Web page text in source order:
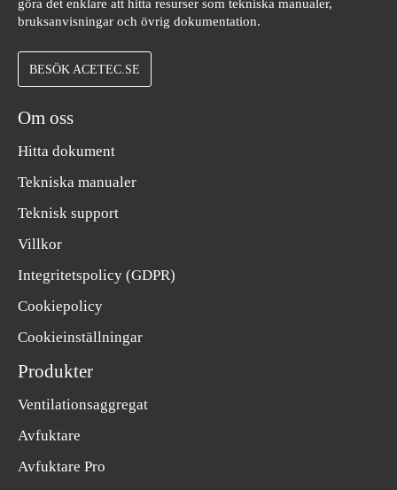
göra det enklare att hitta resurser som tekniska manualer,
bruksanvisningar och övrig dokumentation.
BESÖK ACETEC.SE
Om oss
Hitta dokument
Tekniska manualer
Teknisk support
Villkor
Integritetspolicy (GDPR)
Cookiepolicy
Cookieinställningar
Produkter
Ventilationsaggregat
Avfuktare
Avfuktare Pro